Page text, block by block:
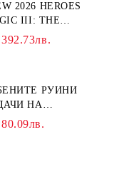
2026 HEROES
III: THE
-
392.73лв.
РУИНИ
КАРТИ
80.09лв.